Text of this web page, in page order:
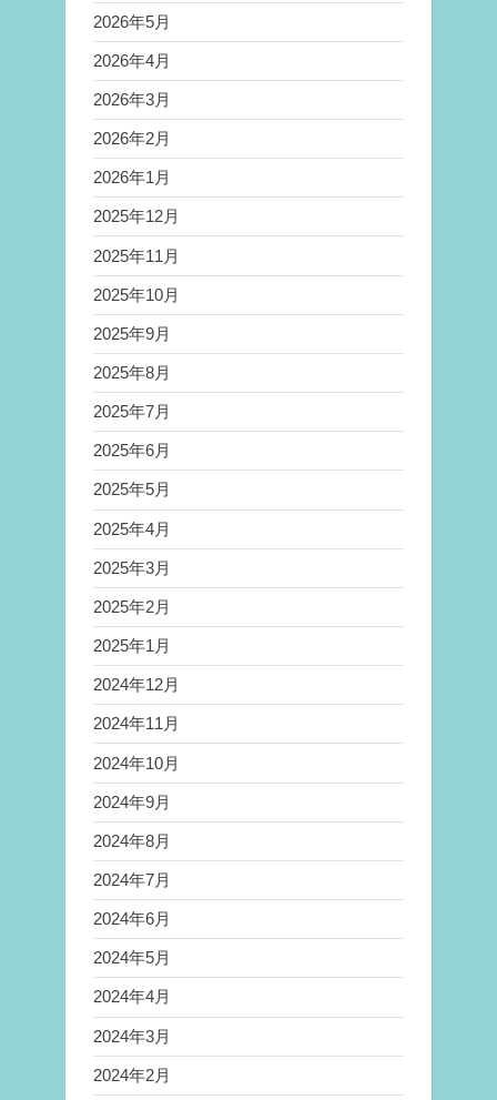
2026年5月
2026年4月
2026年3月
2026年2月
2026年1月
2025年12月
2025年11月
2025年10月
2025年9月
2025年8月
2025年7月
2025年6月
2025年5月
2025年4月
2025年3月
2025年2月
2025年1月
2024年12月
2024年11月
2024年10月
2024年9月
2024年8月
2024年7月
2024年6月
2024年5月
2024年4月
2024年3月
2024年2月